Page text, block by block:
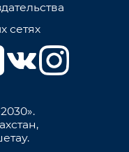
сетях